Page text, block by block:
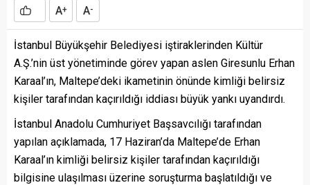
A+ A-
İstanbul Büyükşehir Belediyesi iştiraklerinden Kültür
A.Ş.’nin üst yönetiminde görev yapan aslen Giresunlu Erhan
Karaal’ın, Maltepe’deki ikametinin önünde kimliği belirsiz
kişiler tarafından kaçırıldığı iddiası büyük yankı uyandırdı.
İstanbul Anadolu Cumhuriyet Başsavcılığı tarafından
yapılan açıklamada, 17 Haziran’da Maltepe’de Erhan
Karaal’ın kimliği belirsiz kişiler tarafından kaçırıldığı
bilgisine ulaşılması üzerine soruşturma başlatıldığı ve